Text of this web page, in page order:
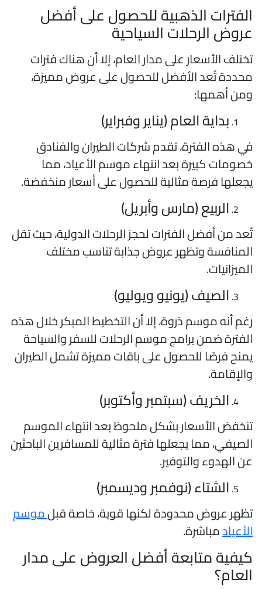
الذهبية للحصول على أفضل
الرحلات السياحية
الأسعار على مدار العام، إلا أن هناك فترات
تُعد الأفضل للحصول على عروض مميزة،
أهمها:
بداية العام (يناير وفبراير)
هذه الفترة، تقدم شركات الطيران والفنادق
كبيرة بعد انتهاء موسم الأعياد، مما
فرصة مثالية للحصول على أسعار منخفضة.
الربيع (مارس وأبريل)
من أفضل الفترات لحجز الرحلات الدولية، حيث تقل
وتظهر عروض جذابة تناسب مختلف
الصيف (يونيو ويوليو)
أنه موسم ذروة، إلا أن التخطيط المبكر خلال هذه
ضمن برامج موسم الرحلات للسفر والسياحة
فرصًا للحصول على باقات مميزة تشمل الطيران
الخريف (سبتمبر وأكتوبر)
الأسعار بشكل ملحوظ بعد انتهاء الموسم
مما يجعلها فترة مثالية للمسافرين الباحثين
الهدوء والتوفير.
الشتاء (نوفمبر وديسمبر)
عروض محدودة لكنها قوية، خاصة قبلموسم
مباشرة.
متابعة أفضل العروض على مدار